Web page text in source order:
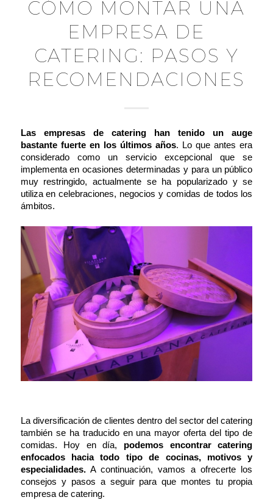
CÓMO MONTAR UNA
EMPRESA DE
CATERING: PASOS Y
RECOMENDACIONES
Las empresas de catering han tenido un auge
bastante fuerte en los últimos años. Lo que antes era
considerado como un servicio excepcional que se
implementa en ocasiones determinadas y para un público
muy restringido, actualmente se ha popularizado y se
utiliza en celebraciones, negocios y comidas de todos los
ámbitos.
La diversificación de clientes dentro del sector del catering
también se ha traducido en una mayor oferta del tipo de
comidas. Hoy en día, podemos encontrar catering
enfocados hacia todo tipo de cocinas, motivos y
especialidades.A continuación, vamos a ofrecerte los
consejos y pasos a seguir para que montes tu propia
empresa de catering.